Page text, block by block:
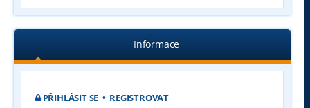
Informace
PŘIHLÁSIT SE • REGISTROVAT